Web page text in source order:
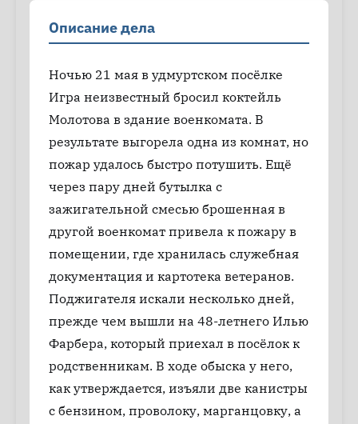
Описание дела
Ночью 21 мая в удмуртском посёлке
Игра неизвестный бросил коктейль
Молотова в здание военкомата. В
результате выгорела одна из комнат, но
пожар удалось быстро потушить. Ещё
через пару дней бутылка с
зажигательной смесью брошенная в
другой военкомат привела к пожару в
помещении, где хранилась служебная
документация и картотека ветеранов.
Поджигателя искали несколько дней,
прежде чем вышли на 48-летнего Илью
Фарбера, который приехал в посёлок к
родственникам. В ходе обыска у него,
как утверждается, изъяли две канистры
с бензином, проволоку, марганцовку, а